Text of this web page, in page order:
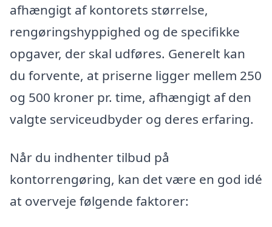
afhængigt af kontorets størrelse,
rengøringshyppighed og de specifikke
opgaver, der skal udføres. Generelt kan
du forvente, at priserne ligger mellem 250
og 500 kroner pr. time, afhængigt af den
valgte serviceudbyder og deres erfaring.
Når du indhenter tilbud på
kontorrengøring, kan det være en god idé
at overveje følgende faktorer: